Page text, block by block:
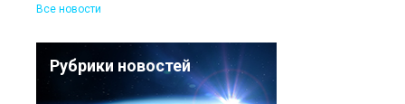
Все новости
Рубрики новостей